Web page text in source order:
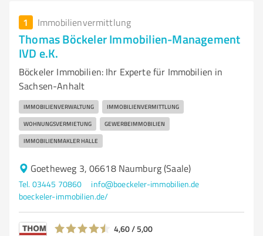
1 Immobilienvermittlung
Thomas Böckeler Immobilien-Management
IVD e.K.
Böckeler Immobilien: Ihr Experte für Immobilien in
Sachsen-Anhalt
IMMOBILIENVERWALTUNG IMMOBILIENVERMITTLUNG
WOHNUNGSVERMIETUNG GEWERBEIMMOBILIEN
IMMOBILIENMAKLER HALLE
Goetheweg 3, 06618 Naumburg (Saale)
Tel. 03445 70860
info@boeckeler-immobilien.de
boeckeler-immobilien.de/
4,60 / 5,00